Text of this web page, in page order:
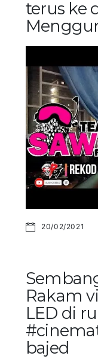
terus ke
20/02/2021
Rakam
LED di
bajed